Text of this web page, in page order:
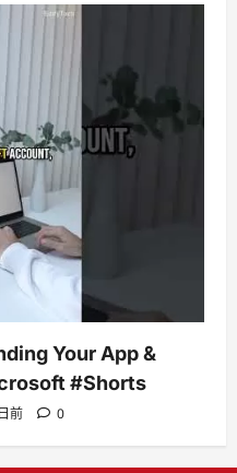
Your App &
#Shorts
前 0